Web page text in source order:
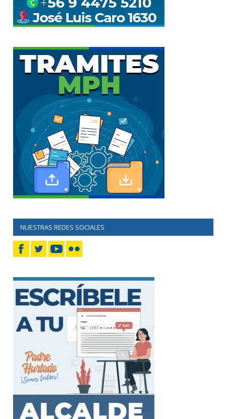
NUESTRAS REDES SOCIALES